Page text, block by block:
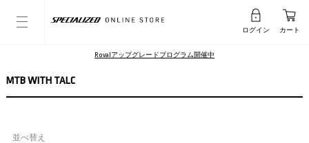
ログイン カート
Rovalアップグレードプログラム開催中
MTB WITH TALC
並べ替え